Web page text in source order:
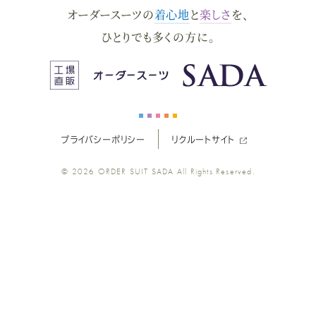
ー
ス
ツ
ー
ス
ー
ー
ス
ー
ツ
ー
ス
ツ
ス
ツ
オーダースーツの着心地と楽しさ を、
ひとりでも多くの方に。
プライバシーポリシー リクルートサイト
© 2026 ORDER SUIT SADA All Rights Reserved.